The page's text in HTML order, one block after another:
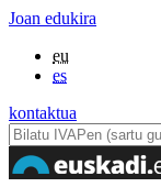
Joan edukira
eu
es
kontaktua